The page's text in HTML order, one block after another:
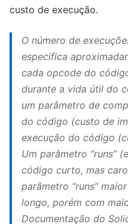
custo de execução.
O número de
especifica
cada opcode do
durante a vida útil do
um parâmetro de
do código (custo de
execução do código
Um parâmetro “runs”
código curto, mas
parâmetro “runs”
longo, porém com
Documentação do